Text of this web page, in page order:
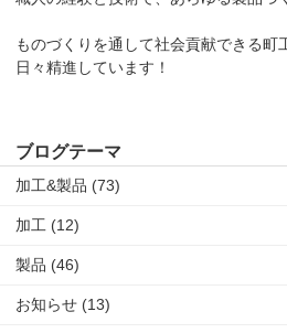
ものづくりを通して社会貢献できる町
日々精進しています！
ブログテーマ
加工&製品 (73)
加工 (12)
製品 (46)
お知らせ (13)